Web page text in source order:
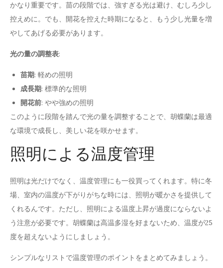
かなり重要です。苗の段階では、強すぎる光は避け、むしろ少し
控えめに。でも、開花を控えた時期になると、もう少し光量を増
やしてあげる必要があります。
光の量の調整表:
苗期: 軽めの照明
成長期: 標準的な照明
開花前: やや強めの照明
このように段階を踏んで光の量を調整することで、胡蝶蘭は最適
な環境で成長し、美しい花を咲かせます。
照明による温度管理
照明は光だけでなく、温度管理にも一役買ってくれます。特に冬
場、室内の温度が下がりがちな時には、照明が暖かさを提供して
くれるんです。ただし、照明による温度上昇が過度にならないよ
う注意が必要です。胡蝶蘭は高温多湿を好まないため、温度が25
度を超えないようにしましょう。
シンプルなリストで温度管理のポイントをまとめてみましょう。